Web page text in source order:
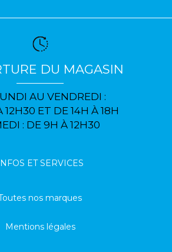
DU MAGASIN
AU VENDREDI :
12H30 ET DE 14H À 18H
: DE 9H À 12H30
ET SERVICES
nos marques
Mentions légales